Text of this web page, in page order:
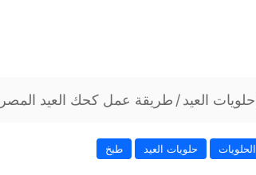
حلويات العيد/ طريقة عمل كحك العيد
الحلويات حلويات العيد طبخ